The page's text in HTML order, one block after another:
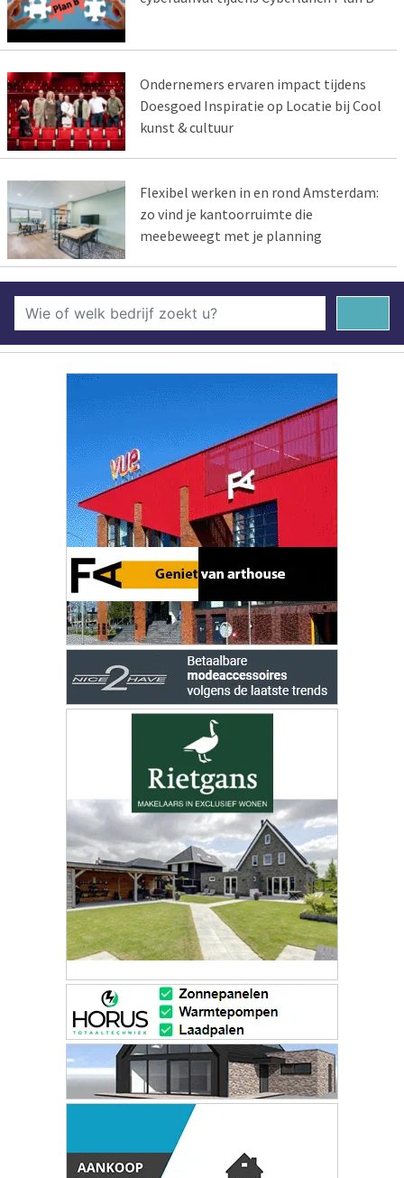
Ondernemers ervaren impact tijdens
Doesgoed Inspiratie op Locatie bij Cool
kunst & cultuur
Flexibel werken in en rond Amsterdam:
zo vind je kantoorruimte die
meebeweegt met je planning